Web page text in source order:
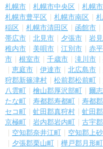
札幌市 札幌市中央区 札幌
札幌市豊平区
札幌市南区
稲区
札幌市清田区 函館市
帯広市
北見市 夕張市 岩
稚内市
美唄市 江別市 赤
市
根室市 千歳市 滝川市
恵庭市
伊達市 北広島市
狩郡新篠津村
松前郡松前町
八雲町
檜山郡厚沢部町 爾
たな町
寿都郡寿都町 寿都
セコ町
虻田郡真狩村 虻田
京極町
岩内郡岩内町 古宇
空知郡奈井江町
空知郡上
夕張郡栗山町
樺戸郡月形町